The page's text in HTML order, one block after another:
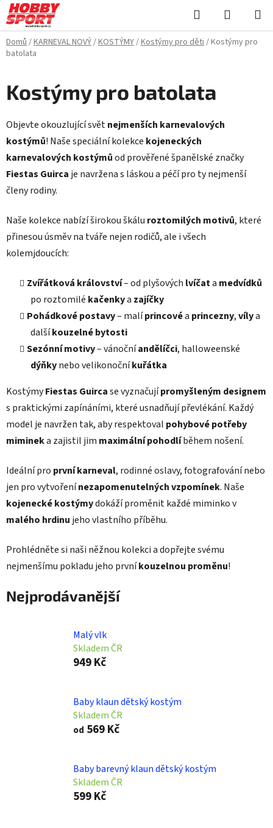
Přejít
na
obsah
Hledat
KOŠÍK
Domů/KARNEVAL NOVÝ/KOSTÝMY/Kostýmy pro děti/Kostýmy pro
batolata
Kostýmy pro batolata
Objevte okouzlující světnejmenších karnevalových
kostýmů! Naše speciální kolekce kojeneckých
karnevalových kostýmůod prověřené španělské značky
Fiestas Guirca je navržena s láskou a péčí pro ty nejmenší
členy rodiny.
Naše kolekce nabízí širokou škálu roztomilých motivů, které
přinesou úsměv na tváře nejen rodičů, ale i všech
kolemjdoucích:
Zvířátková království– od plyšových lvíčata medvídků
po roztomilé kačenkya zajíčky
Pohádkové postavy– malíprincovéa princezny,vílya
dalšíkouzelné bytosti
Sezónní motivy– vánočníandělíčci, halloweenské
dýňkynebo velikonočníkuřátka
KostýmyFiestas Guircase vyznačujípromyšleným designem
s praktickými zapínáními, které usnadňují převlékání. Každý
model je navržen tak, aby respektoval pohybové potřeby
mimineka zajistil jim maximální pohodlíběhem nošení.
Ideální pro první karneval, rodinné oslavy, fotografování nebo
jen pro vytvořenínezapomenutelných vzpomínek. Naše
kojenecké kostýmydokáží proměnit každé miminko v
malého hrdinu jeho vlastního příběhu.
Prohlédněte si naši něžnou kolekci a dopřejte svému
nejmenšímu pokladu jeho prvníkouzelnou proměnu!
Nejprodávanější
Malý vlk
Skladem ČR
949 Kč
Baby klaun dětský kostým
Skladem ČR
od 569 Kč
Baby barevný klaun dětský kostým
Skladem ČR
599 Kč